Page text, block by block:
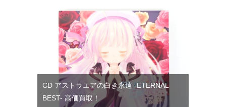
CD アストラエアの白き永遠 -ETERNAL
BEST- 高価買取！